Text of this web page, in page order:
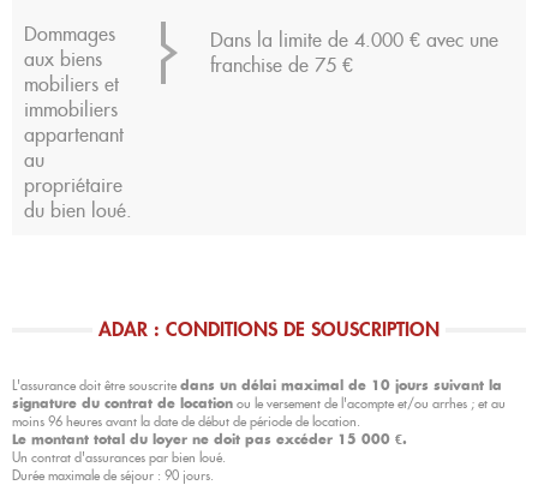
Dommages
aux biens
mobiliers et
immobiliers
appartenant
au
propriétaire
du bien loué.
Dans la limite de 4.000 € avec une
franchise de 75 €
ADAR : CONDITIONS DE SOUSCRIPTION
L'assurance doit être souscrite dans un délai maximal de 10 jours suivant la
signature du contrat de location ou le versement de l'acompte et/ou arrhes ; et au
moins 96 heures avant la date de début de période de location.
Le montant total du loyer ne doit pas excéder 15 000 €.
Un contrat d'assurances par bien loué.
Durée maximale de séjour : 90 jours.